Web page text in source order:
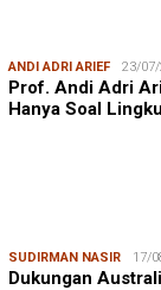
ANDI ADRI ARIEF 23/
Prof. Andi Adri
Hanya Soal
SUDIRMAN NASIR 17/
Dukungan